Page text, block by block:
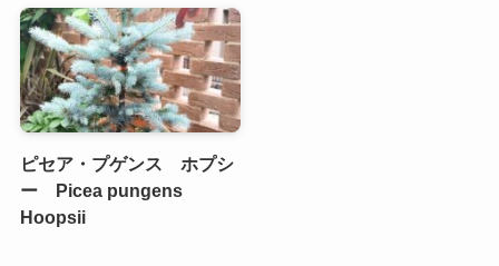
ピセア・プゲンス ホプシ
ー Picea pungens
Hoopsii